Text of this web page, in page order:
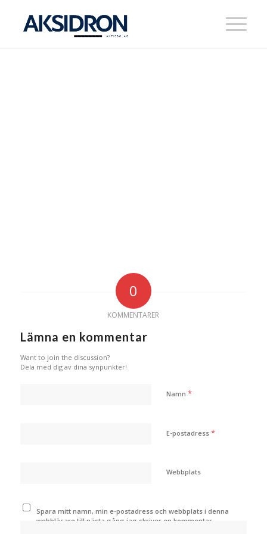
0
KOMMENTARER
Lämna en kommentar
Want to join the discussion?
Dela med dig av dina synpunkter!
Namn *
E-postadress *
Webbplats
Spara mitt namn, min e-postadress och webbplats i denna
webbläsare till nästa gång jag skriver en kommentar.